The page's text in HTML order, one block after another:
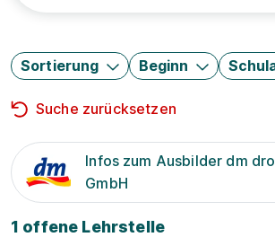
Sortierung Beginn
Suche zurücksetzen
Infos zum Ausbilder dm
GmbH
1 offene Lehrstelle